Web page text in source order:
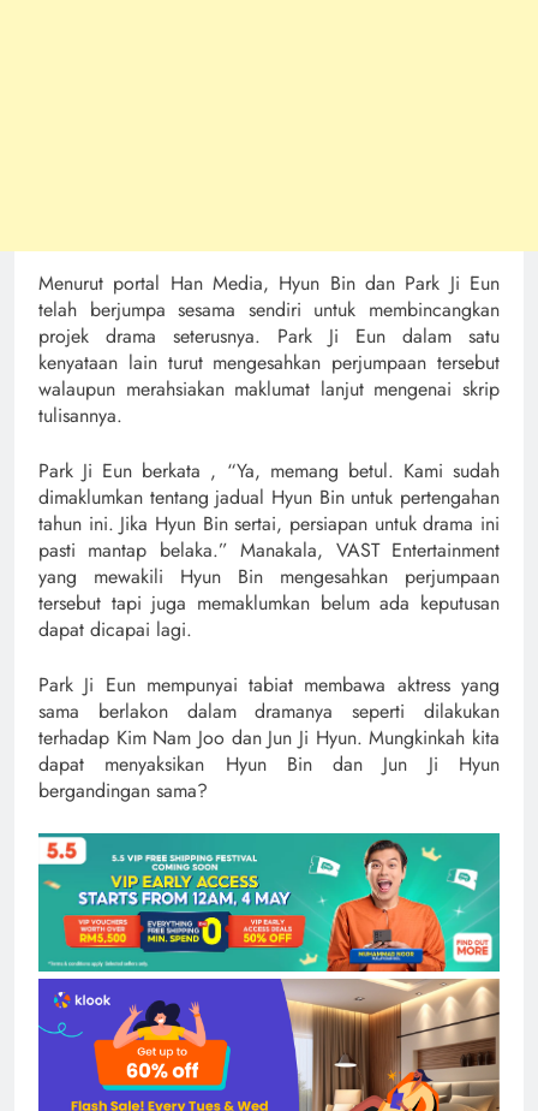
Menurut portal Han Media, Hyun Bin dan Park Ji Eun
telah berjumpa sesama sendiri untuk membincangkan
projek drama seterusnya. Park Ji Eun dalam satu
kenyataan lain turut mengesahkan perjumpaan tersebut
walaupun merahsiakan maklumat lanjut mengenai skrip
tulisannya.
Park Ji Eun berkata , “Ya, memang betul. Kami sudah
dimaklumkan tentang jadual Hyun Bin untuk pertengahan
tahun ini. Jika Hyun Bin sertai, persiapan untuk drama ini
pasti mantap belaka.” Manakala, VAST Entertainment
yang mewakili Hyun Bin mengesahkan perjumpaan
tersebut tapi juga memaklumkan belum ada keputusan
dapat dicapai lagi.
Park Ji Eun mempunyai tabiat membawa aktress yang
sama berlakon dalam dramanya seperti dilakukan
terhadap Kim Nam Joo dan Jun Ji Hyun. Mungkinkah kita
dapat menyaksikan Hyun Bin dan Jun Ji Hyun
bergandingan sama?